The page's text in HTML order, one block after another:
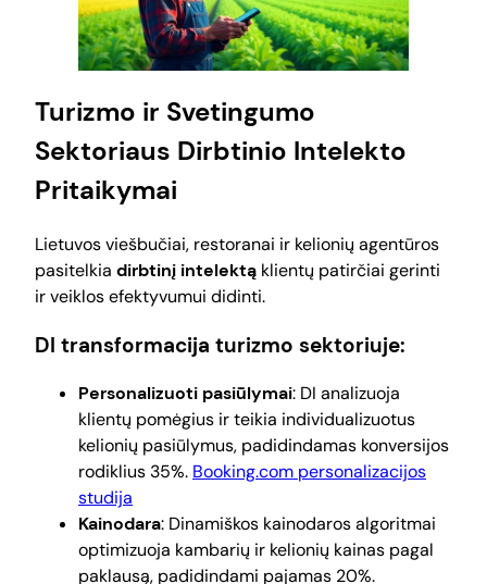
Turizmo ir Svetingumo
Sektoriaus Dirbtinio Intelekto
Pritaikymai
Lietuvos viešbučiai, restoranai ir kelionių agentūros
pasitelkia dirbtinį intelektą klientų patirčiai gerinti
ir veiklos efektyvumui didinti.
DI transformacija turizmo sektoriuje:
Personalizuoti pasiūlymai: DI analizuoja
klientų pomėgius ir teikia individualizuotus
kelionių pasiūlymus, padidindamas konversijos
rodiklius 35%. Booking.com personalizacijos
studija
Kainodara: Dinamiškos kainodaros algoritmai
optimizuoja kambarių ir kelionių kainas pagal
paklausą, padidindami pajamas 20%.